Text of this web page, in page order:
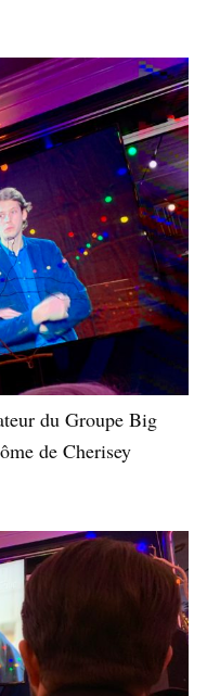
du Groupe Big
de Cherisey